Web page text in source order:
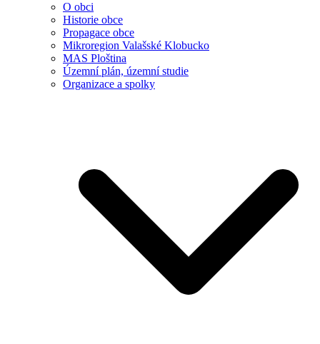
O obci
Historie obce
Propagace obce
Mikroregion Valašské Klobucko
MAS Ploština
Územní plán, územní studie
Organizace a spolky